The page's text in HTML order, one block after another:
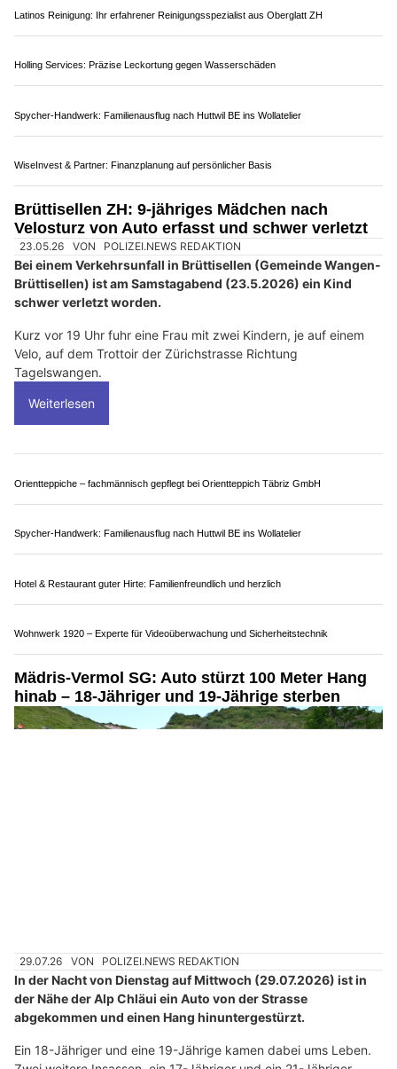
Holling Services: Präzise Leckortung gegen Wasserschäden
Spycher-Handwerk: Familienausflug nach Huttwil BE ins Wollatelier
Velosturz von Auto erfasst und schwer verletzt